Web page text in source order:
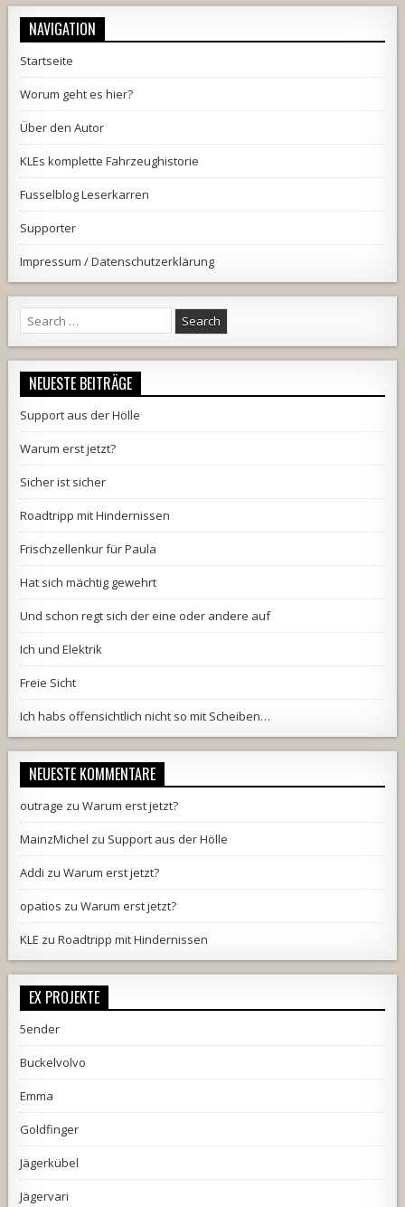
NAVIGATION
Startseite
Worum geht es hier?
Über den Autor
KLEs komplette Fahrzeughistorie
Fusselblog Leserkarren
Supporter
Impressum / Datenschutzerklärung
Search
for:
NEUESTE BEITRÄGE
Support aus der Hölle
Warum erst jetzt?
Sicher ist sicher
Roadtripp mit Hindernissen
Frischzellenkur für Paula
Hat sich mächtig gewehrt
Und schon regt sich der eine oder andere auf
Ich und Elektrik
Freie Sicht
Ich habs offensichtlich nicht so mit Scheiben…
NEUESTE KOMMENTARE
outrage zuWarum erst jetzt?
MainzMichel zu Support aus der Hölle
Addi zuWarum erst jetzt?
opatios zuWarum erst jetzt?
KLE zuRoadtripp mit Hindernissen
EX PROJEKTE
5ender
Buckelvolvo
Emma
Goldfinger
Jägerkübel
Jägervari